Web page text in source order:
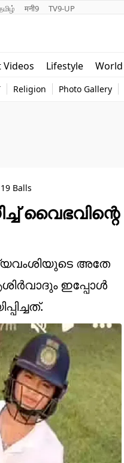
मनी9 TV9-UP
Videos Lifestyle World
Web Story
Religion Photo Gallery
Balls
വൈഭവിന്റെ
സൂര്യവംശിയുടെ അതേ
ഇപ്പോള്‍